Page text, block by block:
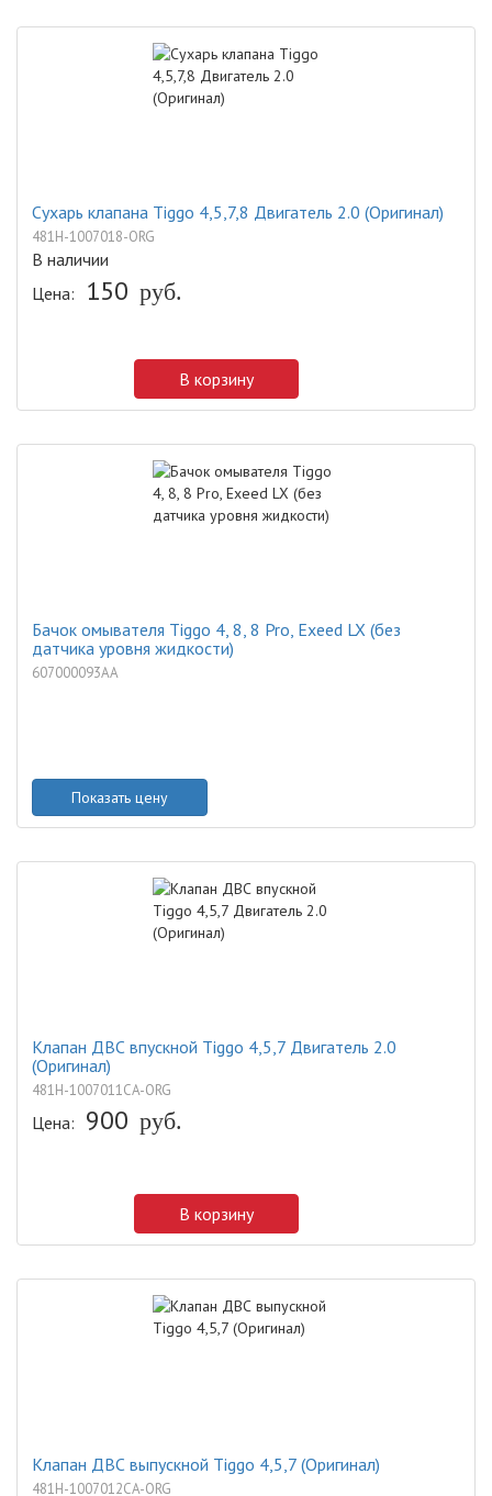
Сухарь клапана Tiggo 4,5,7,8 Двигатель 2.0 (Оригинал)
481H-1007018-ORG
В наличии
Цена:
150 руб.
В корзину
Бачок омывателя Tiggo 4, 8, 8 Pro, Exeed LX (без
датчика уровня жидкости)
607000093AA
Показать цену
Клапан ДВС впускной Tiggo 4,5,7 Двигатель 2.0
(Оригинал)
481H-1007011CA-ORG
Цена: 900 руб.
В корзину
Клапан ДВС выпускной Tiggo 4,5,7 (Оригинал)
481H-1007012CA-ORG